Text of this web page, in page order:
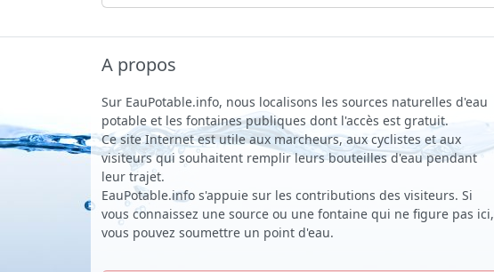
A propos
Sur EauPotable.info, nous localisons les sources naturelles d'eau
potable et les fontaines publiques dont l'accès est gratuit.
Ce site Internet est utile aux marcheurs, aux cyclistes et aux
visiteurs qui souhaitent remplir leurs bouteilles d'eau pendant
leur trajet.
EauPotable.info s'appuie sur les contributions des visiteurs. Si
vous connaissez une source ou une fontaine qui ne figure pas ici,
vous pouvez soumettre un point d'eau.